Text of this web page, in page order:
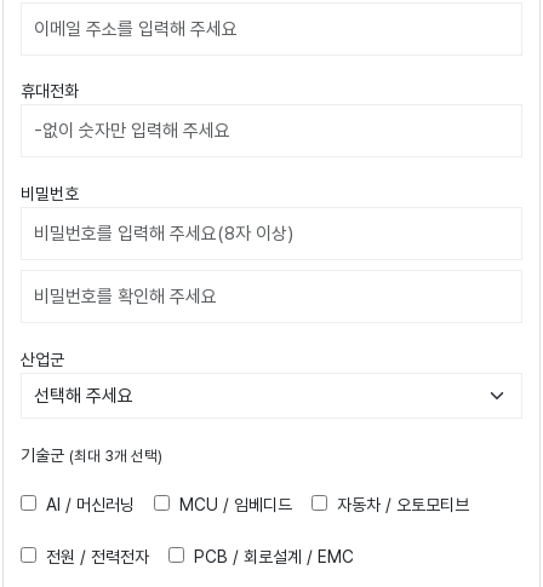
휴대전화
비밀번호
비밀번호확인
산업군
기술군 (최대 3개 선택)
AI / 머신러닝 MCU / 임베디드 자동차 / 오토모티브
전원 / 전력전자 PCB / 회로설계 / EMC